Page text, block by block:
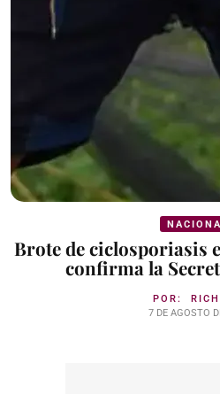
Brote de ciclosporiasis
confirma la
POR:
7 DE AGOSTO